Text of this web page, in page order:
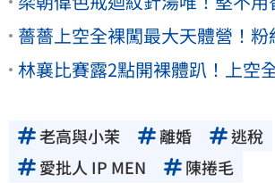
薔薔上空全裸闖最大天體營！
林襄比賽露2點開裸體趴！上空
老高與小茉 離婚
逃稅
愛批人 IP MEN
陳捲毛